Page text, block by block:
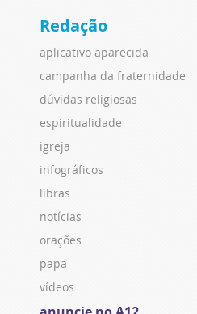
Redação
aplicativo aparecida
campanha da fraternidade
dúvidas religiosas
espiritualidade
igreja
infográficos
libras
notícias
orações
papa
vídeos